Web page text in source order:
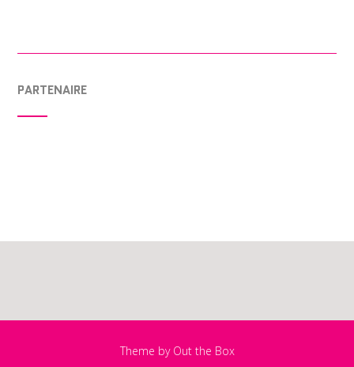
PARTENAIRE
Theme by Out the Box